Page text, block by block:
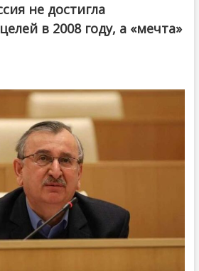
не достигла
в 2008 году, а «мечта»